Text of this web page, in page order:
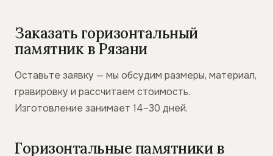
Заказать горизонтальный
памятник в Рязани
Оставьте заявку — мы обсудим размеры, материал,
гравировку и рассчитаем стоимость.
Изготовление занимает 14–30 дней.
Горизонтальные памятники в